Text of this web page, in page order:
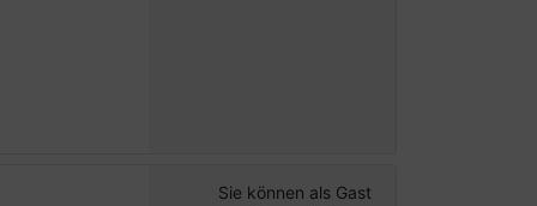
Sie können als Gast